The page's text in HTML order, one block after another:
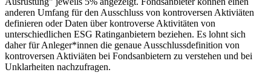
anderen Umfang für den Ausschluss von kontroversen Aktiviäten
definieren oder Daten über kontroverse Aktivitäten von
unterschiedlichen ESG Ratinganbietern beziehen. Es lohnt sich
daher für Anleger*innen die genaue Ausschlussdefinition von
kontroversen Aktiviäten bei Fondsanbietern zu verstehen und bei
Unklarheiten nachzufragen.